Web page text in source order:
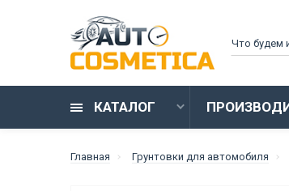
КАТАЛОГ
Главная Грунтовки для автомобиля